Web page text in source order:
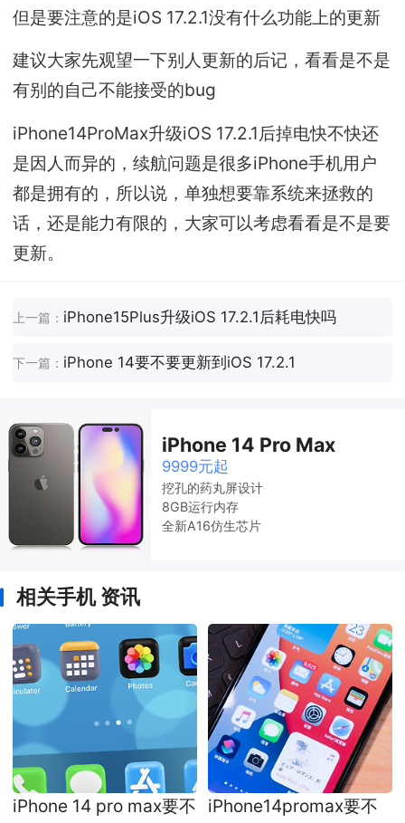
但是要注意的是iOS 17.2.1没有什么功能上的更新
建议大家先观望一下别人更新的后记，看看是不是
有别的自己不能接受的bug
iPhone14ProMax升级iOS 17.2.1后掉电快不快还
是因人而异的，续航问题是很多iPhone手机用户
都是拥有的，所以说，单独想要靠系统来拯救的
话，还是能力有限的，大家可以考虑看看是不是要
更新。
上一篇： iPhone15Plus升级iOS 17.2.1后耗电快吗
下一篇： iPhone 14要不要更新到iOS 17.2.1
iPhone 14 Pro Max
9999元起
挖孔的药丸屏设计
8GB运行内存
全新A16仿生芯片
相关手机 资讯
iPhone 14 pro max要不
iPhone14promax要不